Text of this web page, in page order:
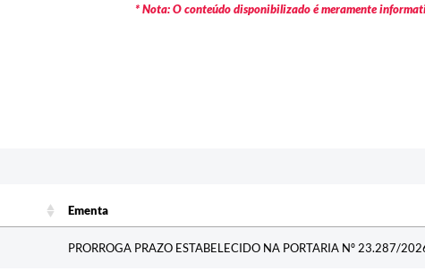
* Nota: O conteúdo disponibilizado é meramente
Ementa
PRORROGA PRAZO ESTABELECIDO NA PORTARIA Nº 23.287/